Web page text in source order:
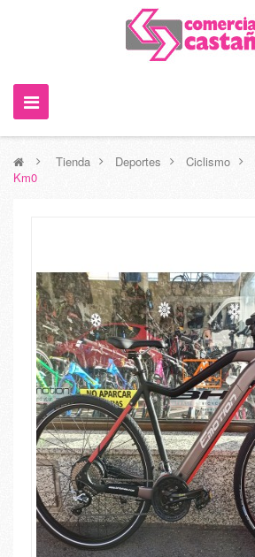
> Tienda > Deportes > Ciclismo >
Km0